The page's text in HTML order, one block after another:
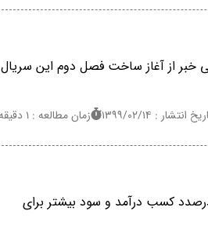
خبر از آغاز ساخت فصل دوم این سریال
انتشار : ۱۳۹۹/۰۲/۱۴ زمان مطالعه : 1 دقیقه
کسب درآمد و سود بیشتر برای